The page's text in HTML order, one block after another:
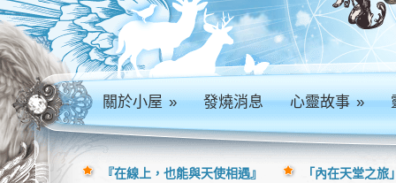
關於小屋» 發燒消息 心靈故事»
『在線上，也能與天使相遇』 「內在天堂之